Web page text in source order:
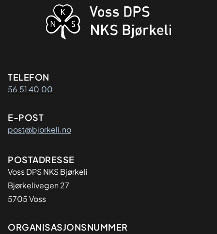
Kontaktinformasjon
TELEFON
56 51 40 00
E-POST
post@bjorkeli.no
Adresse
POSTADRESSE
Voss DPS NKS Bjørkeli
Bjørkelivegen 27
5705 Voss
Organisasjon
ORGANISASJONSNUMMER